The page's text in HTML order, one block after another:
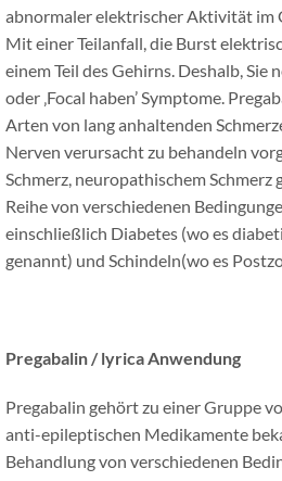
abnormaler elektrischer Aktivität im
Mit einer Teilanfall, die Burst
einem Teil des Gehirns. Deshalb, Sie
oder ‚Focal haben’ Symptome.
Arten von lang anhaltenden
Nerven verursacht zu behandeln
Schmerz, neuropathischem Schmerz
Reihe von verschiedenen
einschließlich Diabetes (wo es
genannt) und Schindeln(wo es
Pregabalin / lyrica Anwendung
Pregabalin gehört zu einer Gruppe
anti-epileptischen Medikamente
Behandlung von verschiedenen